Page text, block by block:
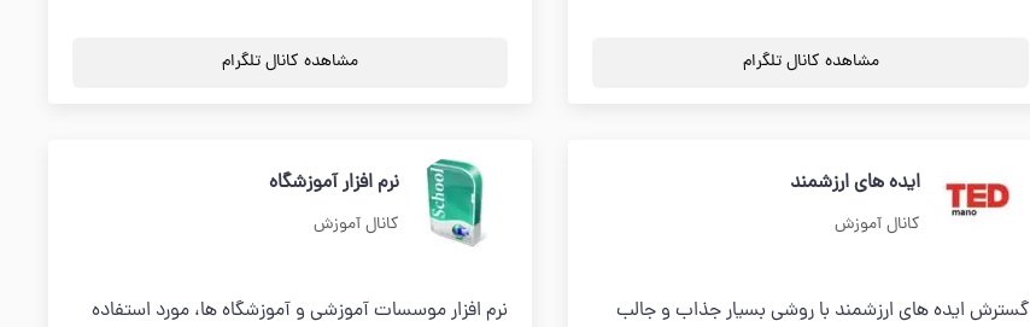
مشاهده کانال تلگرام مشاهده کانال تلگرام
ایده های ارزشمند
کانال آموزش
گسترش ایده های ارزشمند با روشی بسیار جذاب و جالب
نرم افزار آموزشگاه
کانال آموزش
نرم افزار موسسات آموزشي و آموزشگاه ها، مورد استفاده